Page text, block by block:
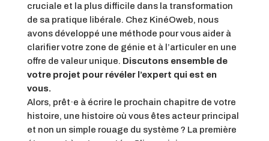
cruciale et la plus difficile dans la transformation
de sa pratique libérale. Chez KinéOweb, nous
avons développé une méthode pour vous aider à
clarifier votre zone de génie et à l’articuler en une
offre de valeur unique. Discutons ensemble de
votre projet pour révéler l’expert qui est en
vous.
Alors, prêt·e à écrire le prochain chapitre de votre
histoire, une histoire où vous êtes acteur principal
et non un simple rouage du système ? La première